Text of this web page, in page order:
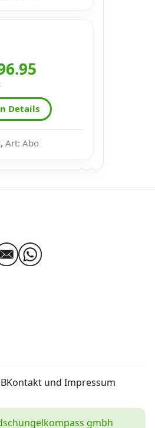
Details
Art: Abo
Kontakt und Impressum
gmbh